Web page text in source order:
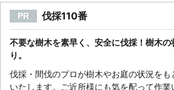
PR 伐採110番
不要な樹木を素早く、安全に伐採！樹木
り。
伐採・間伐のプロが樹木やお庭の状況を
いたします。ご近所様にも気を配って作